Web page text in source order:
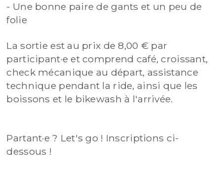
- Une bonne paire de gants et un peu de
folie
La sortie est au prix de 8,00 € par
participant·e et comprend café, croissant,
check mécanique au départ, assistance
technique pendant la ride, ainsi que les
boissons et le bikewash à l'arrivée.
Partant·e ? Let's go ! Inscriptions ci-
dessous !